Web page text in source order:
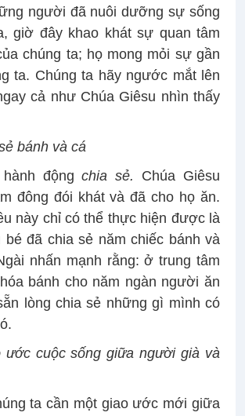
người đã nuôi dưỡng sự sống
giờ đây khao khát sự quan tâm
chúng ta; họ mong mỏi sự gần
ta. Chúng ta hãy ngước mắt lên
cả như Chúa Giêsu nhìn thấy
bánh và cá
hành độngchia sẻ.
Chúa Giêsu
đông đói khát và đã cho họ ăn.
này chỉ có thể thực hiện được là
bé đã chia sẻ năm chiếc bánh và
nhấn mạnh rằng: ở trung tâm
bánh cho năm ngàn người ăn
lòng chia sẻ những gì mình có
ước cuộc sống giữa người già và
ta cần một giao ước mới giữa